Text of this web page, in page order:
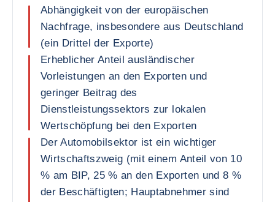
Abhängigkeit von der europäischen
Nachfrage, insbesondere aus Deutschland
(ein Drittel der Exporte)
Erheblicher Anteil ausländischer
Vorleistungen an den Exporten und
geringer Beitrag des
Dienstleistungssektors zur lokalen
Wertschöpfung bei den Exporten
Der Automobilsektor ist ein wichtiger
Wirtschaftszweig (mit einem Anteil von 10
% am BIP, 25 % an den Exporten und 8 %
der Beschäftigten; Hauptabnehmer sind